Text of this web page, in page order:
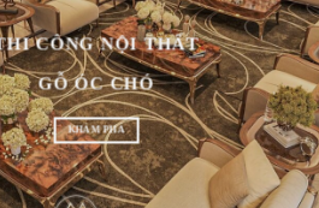
CÔNG NỘI THẤT
GỖ ÓC CHÓ
KHÁM PHÁ